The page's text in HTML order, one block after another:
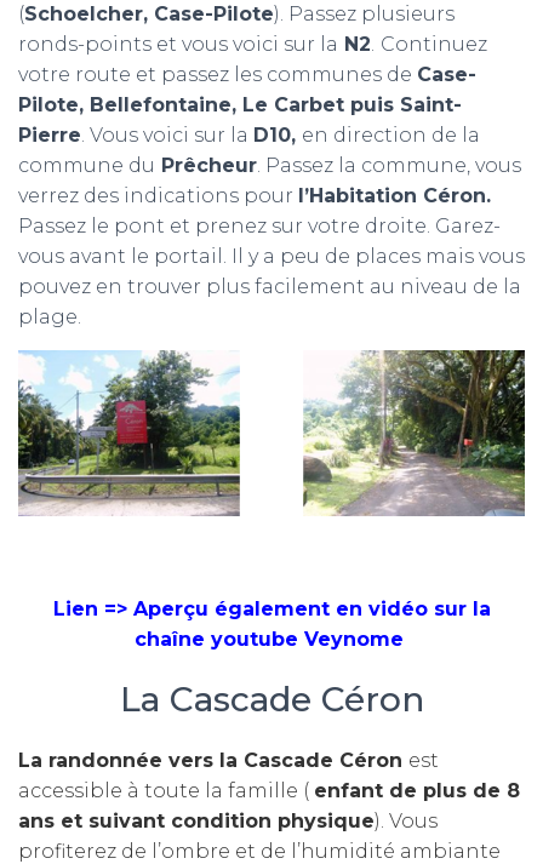
(Schoelcher, Case-Pilote). Passez plusieurs
ronds-points et vous voici sur la N2. Continuez
votre route et passez les communes de Case-
Pilote, Bellefontaine, Le Carbet puis Saint-
Pierre. Vous voici sur la D10, en direction de la
commune du Prêcheur. Passez la commune, vous
verrez des indications pour l’Habitation Céron.
Passez le pont et prenez sur votre droite. Garez-
vous avant le portail. Il y a peu de places mais vous
pouvez en trouver plus facilement au niveau de la
plage.
Lien => Aperçu également en vidéo sur la
chaîne youtube Veynome
La Cascade Céron
La randonnée vers la Cascade Céron est
accessible à toute la famille ( enfant de plus de 8
ans et suivant condition physique). Vous
profiterez de l’ombre et de l’humidité ambiante